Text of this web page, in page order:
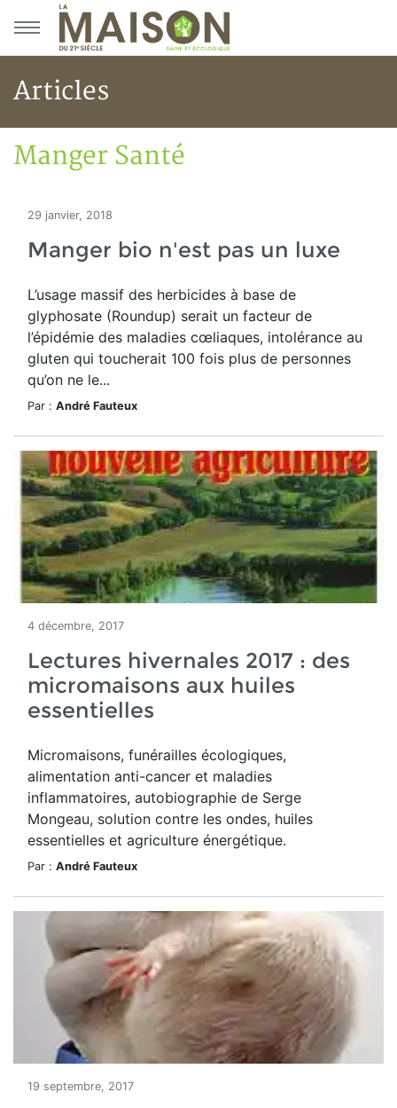
Aller au menu principal
Aller au contenu principal
Articles
Accueil
Articles
Manger Santé
Manger Santé
29 janvier, 2018
Manger bio n'est pas un luxe
L’usage massif des herbicides à base de
glyphosate (Roundup) serait un facteur de
l’épidémie des maladies cœliaques, intolérance au
gluten qui toucherait 100 fois plus de personnes
qu’on ne le...
Par : André Fauteux
4 décembre, 2017
Lectures hivernales 2017 : des
micromaisons aux huiles
essentielles
Micromaisons, funérailles écologiques,
alimentation anti-cancer et maladies
inflammatoires, autobiographie de Serge
Mongeau, solution contre les ondes, huiles
essentielles et agriculture énergétique.
Par : André Fauteux
19 septembre, 2017